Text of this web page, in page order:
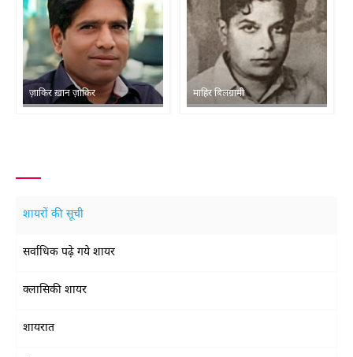
ज़ाकिर ख़ान ज़ाकिर माहिर बिलग्रामी
शायरों की सूची
सर्वाधिक पढ़े गये शायर
क्लासिकी शायर
शायरात